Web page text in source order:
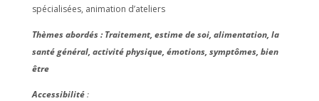
spécialisées, animation d’ateliers
Thèmes abordés :Traitement, estime de soi, alimentation, la
santé général, activité physique, émotions, symptômes, bien
être
Accessibilité: